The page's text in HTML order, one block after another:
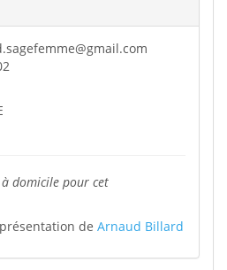
domicile pour cet
de Arnaud Billard